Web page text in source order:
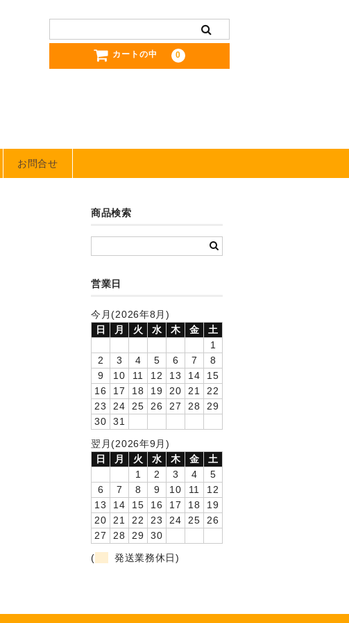
カートの中 0
お問合せ
商品検索
営業日
今月(2026年8月)
日
月 火 水 木 金
土
1
2
3 4 5 6 7
8
9
10 11 12 13 14
15
16
17 18 19 20 21
22
23
24 25 26 27 28
29
30
31
翌月(2026年9月)
日
月 火 水 木 金
土
1
2 3 4
5
6
7 8 9 10 11
12
13
14 15 16 17 18
19
20
21 22 23 24 25
26
27
28 29
30
(
発送業務休日)